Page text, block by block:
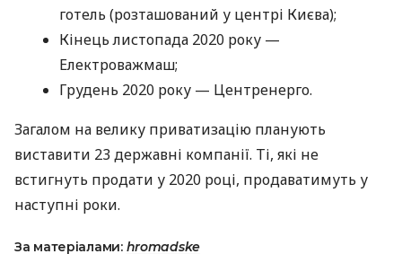
готель (розташований у центрі Києва);
Кінець листопада 2020 року —
Електроважмаш;
Грудень 2020 року — Центренерго.
Загалом на велику приватизацію планують
виставити 23 державні компанії. Ті, які не
встигнуть продати у 2020 році, продаватимуть у
наступні роки.
За матеріалами: hromadske